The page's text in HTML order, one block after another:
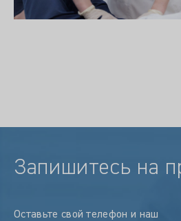
Запишитесь на
Оставьте свой телефон и наш